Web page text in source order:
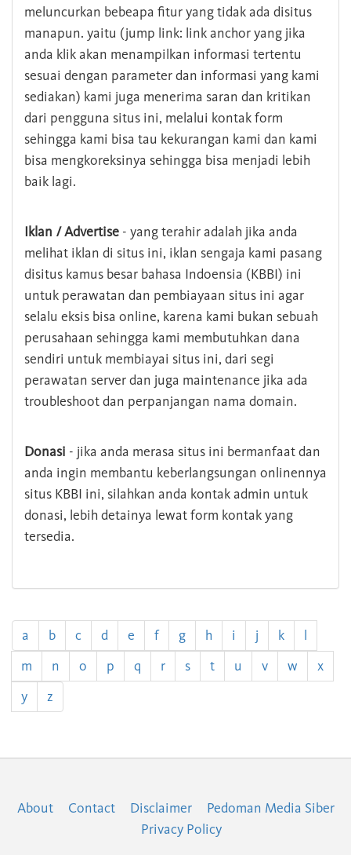
meluncurkan bebeapa fitur yang tidak ada disitus
manapun. yaitu (jump link: link anchor yang jika
anda klik akan menampilkan informasi tertentu
sesuai dengan parameter dan informasi yang kami
sediakan) kami juga menerima saran dan kritikan
dari pengguna situs ini, melalui kontak form
sehingga kami bisa tau kekurangan kami dan kami
bisa mengkoreksinya sehingga bisa menjadi lebih
baik lagi.
Iklan / Advertise - yang terahir adalah jika anda
melihat iklan di situs ini, iklan sengaja kami pasang
disitus kamus besar bahasa Indoensia (KBBI) ini
untuk perawatan dan pembiayaan situs ini agar
selalu eksis bisa online, karena kami bukan sebuah
perusahaan sehingga kami membutuhkan dana
sendiri untuk membiayai situs ini, dari segi
perawatan server dan juga maintenance jika ada
troubleshoot dan perpanjangan nama domain.
Donasi - jika anda merasa situs ini bermanfaat dan
anda ingin membantu keberlangsungan onlinennya
situs KBBI ini, silahkan anda kontak admin untuk
donasi, lebih detainya lewat form kontak yang
tersedia.
a b c d e f g h i j k
l
m
n o p q r s t u v w
x
y
z
About Contact Disclaimer
Pedoman Media Siber
Privacy Policy